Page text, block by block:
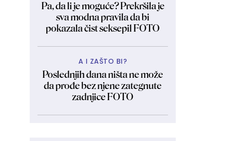
Pa, da li je moguće? Prekršila je
sva modna pravila da bi
pokazala čist seksepil FOTO
A I ZAŠTO BI?
Poslednjih dana ništa ne može
da prođe bez njene zategnute
zadnjice FOTO